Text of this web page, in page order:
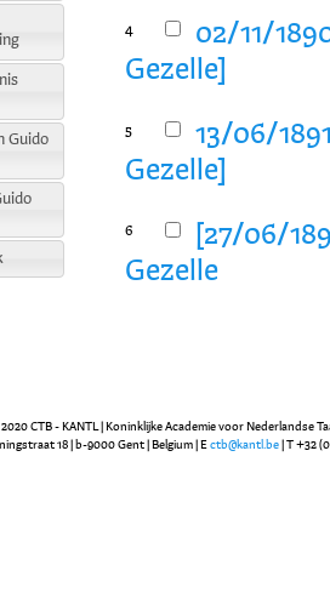
4
02/11/
Gezelle]
5
13/06/
Gezelle]
6
[27/06/
Gezelle
Guido
2020 CTB - KANTL | Koninklijke Academie voor Nederlandse
18 | b-9000 Gent | Belgium | E ctb@kantl.be | T +32